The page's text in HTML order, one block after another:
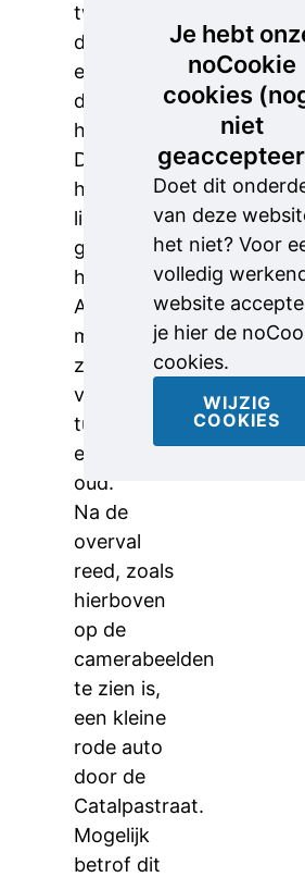
twee van
de daders
een
donkere
huidskleur.
De derde
heeft een
licht
getinte
huidskleur.
Alle drie de
mannen
zijn
vermoedelijk
tussen 20
en 30 jaar
oud.
Na de
overval
reed, zoals
hierboven
op de
camerabeelden
te zien is,
een kleine
rode auto
door de
Catalpastraat.
Mogelijk
betrof dit
Je hebt
noCookie
cookies
niet
Doet dit
van deze
het niet? Voor
volledig
website
je hier de
cookies.
WIJZIG
COOKIES